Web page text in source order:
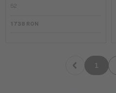
52
1 738 RON
1